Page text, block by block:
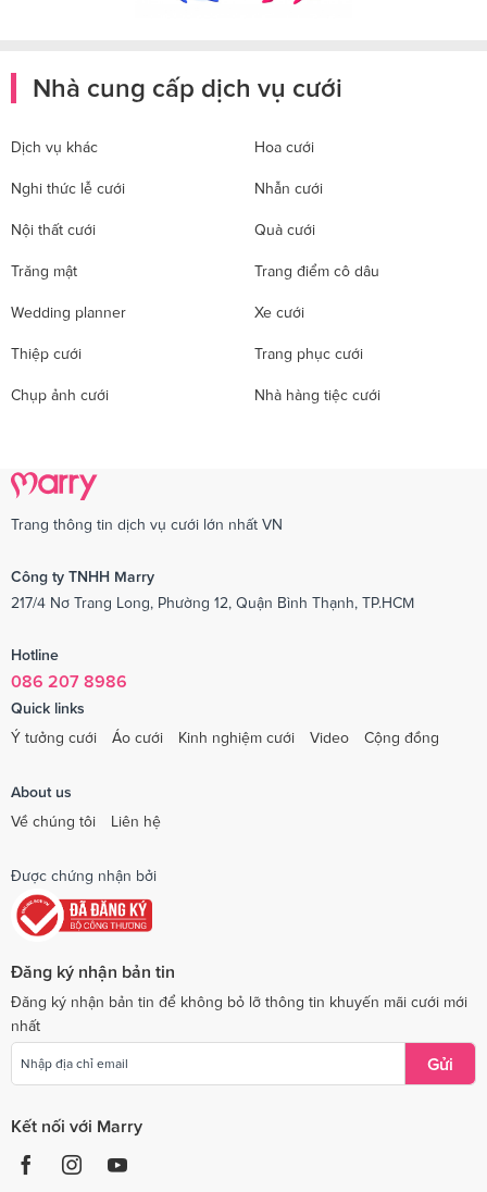
Nhà cung cấp dịch vụ cưới
Dịch vụ khác Hoa cưới
Nghi thức lễ cưới Nhẫn cưới
Nội thất cưới Quà cưới
Trăng mật Trang điểm cô dâu
Wedding planner Xe cưới
Thiệp cưới Trang phục cưới
Chụp ảnh cưới Nhà hàng tiệc cưới
Trang thông tin dịch vụ cưới lớn nhất VN
Công ty TNHH Marry
217/4 Nơ Trang Long, Phường 12, Quận Bình Thạnh, TP.HCM
Hotline
086 207 8986
Quick links
Ý tưởng cưới
Áo cưới Kinh nghiệm cưới Video Cộng đồng
About us
Về chúng tôi
Liên hệ
Được chứng nhận bởi
Đăng ký nhận bản tin
Đăng ký nhận bản tin để không bỏ lỡ thông tin khuyến mãi cưới mới
nhất
Gửi
Kết nối với Marry